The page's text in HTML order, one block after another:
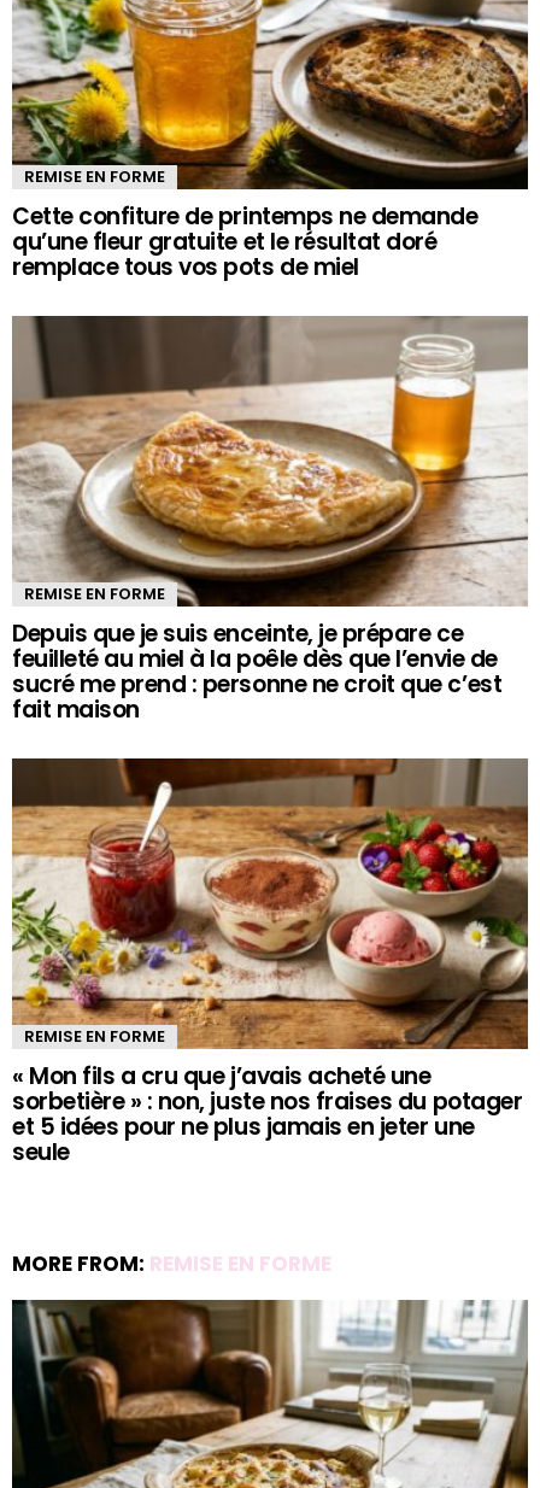
REMISE EN FORME
Cette confiture de printemps ne demande
qu’une fleur gratuite et le résultat doré
remplace tous vos pots de miel
REMISE EN FORME
Depuis que je suis enceinte, je prépare ce
feuilleté au miel à la poêle dès que l’envie de
sucré me prend : personne ne croit que c’est
fait maison
REMISE EN FORME
« Mon fils a cru que j’avais acheté une
sorbetière » : non, juste nos fraises du potager
et 5 idées pour ne plus jamais en jeter une
seule
MORE FROM: REMISE EN FORME